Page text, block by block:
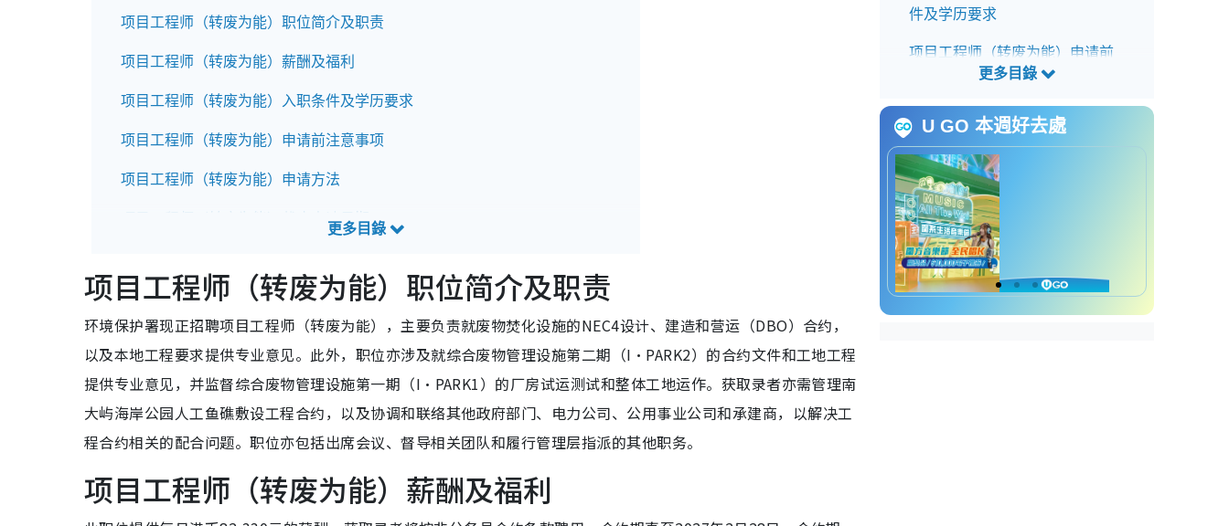
项目工程师（转废为能）职位简介及职责
项目工程师（转废为能）薪酬及福利
项目工程师（转废为能）入职条件及学历要求
项目工程师（转废为能）申请前注意事项
项目工程师（转废为能）申请方法
项目工程师（转废为能）截止申请日期
项目工程师（转废为能）职位简介及职责
环境保护署现正招聘项目工程师（转废为能），主要负责就废物焚化设施的NEC4设计、建造和营运（DBO）合约，
以及本地工程要求提供专业意见。此外，职位亦涉及就综合废物管理设施第二期（I·PARK2）的合约文件和工地工程
提供专业意见，并监督综合废物管理设施第一期（I·PARK1）的厂房试运测试和整体工地运作。获取录者亦需管理南
大屿海岸公园人工鱼礁敷设工程合约，以及协调和联络其他政府部门、电力公司、公用事业公司和承建商，以解决工
程合约相关的配合问题。职位亦包括出席会议、督导相关团队和履行管理层指派的其他职务。
项目工程师（转废为能）薪酬及福利
件及学历要求
项目工程师（转废为能）申请前
项目工程师（转废为能）申请方
法
项目工程师（转废为能）截止申
请日期
项目工程师（转废为能）招聘查
询方法
U GO 本週好去處